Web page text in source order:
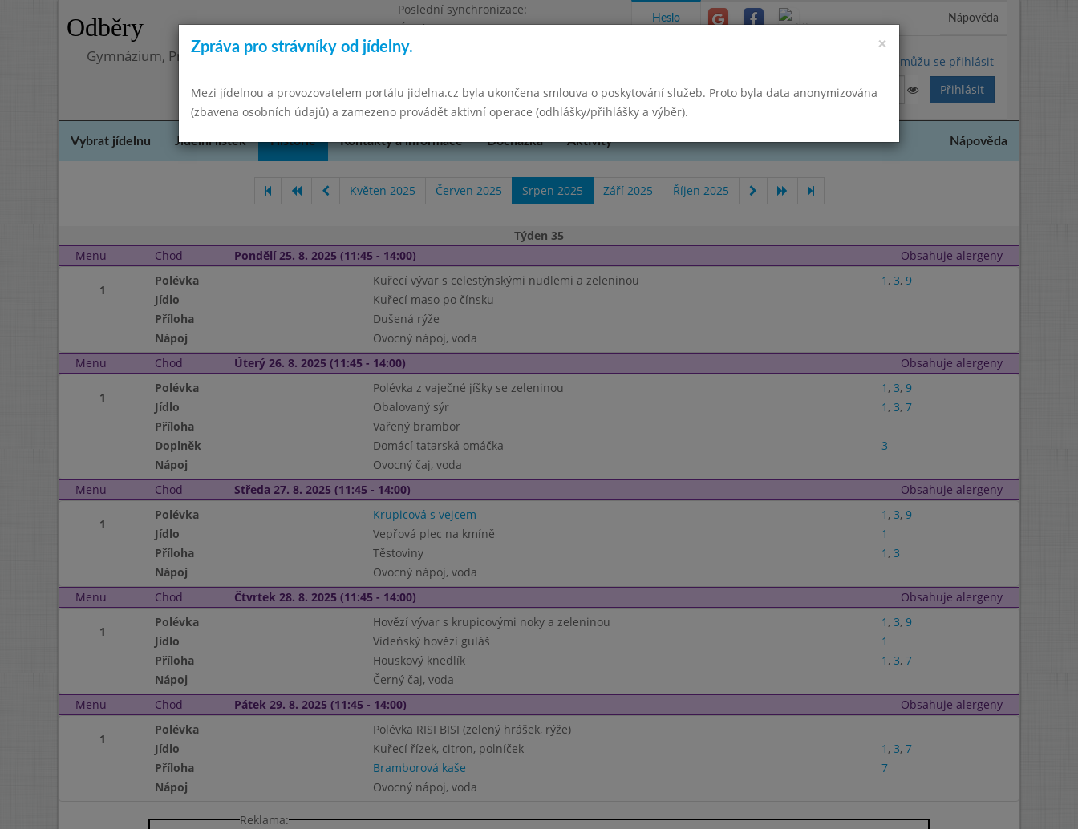
Odběry
Poslední synchronizace:
Úterý 12.5.2026 8:35
Gymnázium, Praha 4, Budějovická 680
Heslo Nápověda
Nemůžu se přihlásit
Vybrat jídelnu Jídelní lístek Historie Kontakty a informace Docházka Aktivity Nápověda
Květen 2025 Červen 2025 Srpen 2025 Září 2025 Říjen 2025
Týden 35
Menu
Chod Pondělí 25. 8. 2025 (11:45 - 14:00) Obsahuje alergeny
1
Polévka Kuřecí vývar s celestýnskými nudlemi a zeleninou 1 , 3, 9
Jídlo
Kuřecí maso po čínsku
Příloha
Dušená rýže
Nápoj
Ovocný nápoj, voda
Menu
Chod Úterý 26. 8. 2025 (11:45 - 14:00) Obsahuje alergeny
1
Polévka Polévka z vaječné jíšky se zeleninou 1 , 3, 9
Jídlo
Obalovaný sýr 1 , 3, 7
Příloha
Vařený brambor
Doplněk
Domácí tatarská omáčka
3
Nápoj
Ovocný čaj, voda
Menu
Chod Středa 27. 8. 2025 (11:45 - 14:00) Obsahuje alergeny
1
Polévka Krupicová s vejcem 1 , 3, 9
Jídlo
Vepřová plec na kmíně
1
Příloha
Těstoviny 1 , 3
Nápoj
Ovocný nápoj, voda
Menu
Chod Čtvrtek 28. 8. 2025 (11:45 - 14:00) Obsahuje alergeny
1
Polévka Hovězí vývar s krupicovými noky a zeleninou 1 , 3, 9
Jídlo
Vídeňský hovězí guláš
1
Příloha
Houskový knedlík 1 , 3, 7
Nápoj
Černý čaj, voda
Menu
Chod Pátek 29. 8. 2025 (11:45 - 14:00) Obsahuje alergeny
1
Polévka
Polévka RISI BISI (zelený hrášek, rýže)
Jídlo
Kuřecí řízek, citron, polníček 1 , 3, 7
Příloha
Bramborová kaše
7
Nápoj
Ovocný nápoj, voda
Reklama:
×
Zpráva pro strávníky od jídelny.
Mezi jídelnou a provozovatelem portálu jidelna.cz byla ukončena smlouva o poskytování služeb. Proto byla data anonymizována
(zbavena osobních údajů) a zamezeno provádět aktivní operace (odhlášky/přihlášky a výběr).